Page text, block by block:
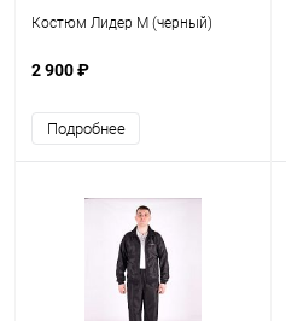
Костюм Лидер М (черный)
2 900 ₽
Подробнее